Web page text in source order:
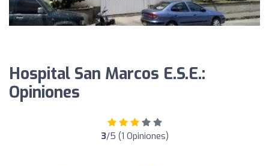
Hospital San Marcos E.S.E.:
Opiniones
3/5 (1 Opiniones)